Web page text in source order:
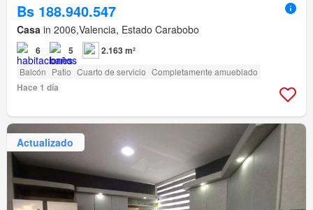
Bs 188.940.547
Casa in 2006,Valencia, Estado Carabobo
6 5 2.163 m²
Balcón Patio Cuarto de servicio Completamente amueblado
Hace 1 día
Actualizado